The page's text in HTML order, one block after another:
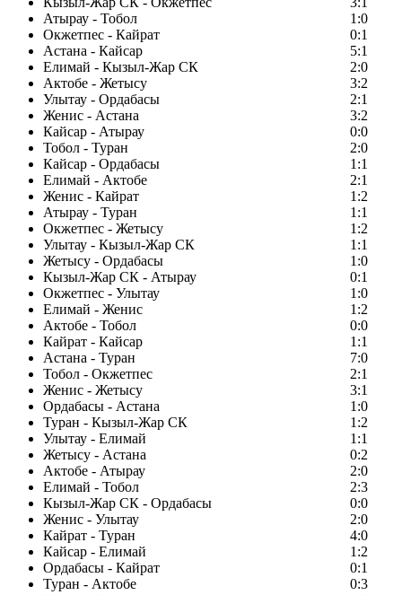
Атырау - Тобол
1:0
Окжетпес - Кайрат
0:1
Астана - Кайсар
5:1
Елимай - Кызыл-Жар СК
2:0
Актобе - Жетысу
3:2
Улытау - Ордабасы
2:1
Женис - Астана
3:2
Кайсар - Атырау
0:0
Тобол - Туран
2:0
Кайсар - Ордабасы
1:1
Елимай - Актобе
2:1
Женис - Кайрат
1:2
Атырау - Туран
1:1
Окжетпес - Жетысу
1:2
Улытау - Кызыл-Жар СК
1:1
Жетысу - Ордабасы
1:0
Кызыл-Жар СК - Атырау
0:1
Окжетпес - Улытау
1:0
Елимай - Женис
1:2
Актобе - Тобол
0:0
Кайрат - Кайсар
1:1
Астана - Туран
7:0
Тобол - Окжетпес
2:1
Женис - Жетысу
3:1
Ордабасы - Астана
1:0
Туран - Кызыл-Жар СК
1:2
Улытау - Елимай
1:1
Жетысу - Астана
0:2
Актобе - Атырау
2:0
Елимай - Тобол
2:3
Кызыл-Жар СК - Ордабасы
0:0
Женис - Улытау
2:0
Кайрат - Туран
4:0
Кайсар - Елимай
1:2
Ордабасы - Кайрат
0:1
Туран - Актобе
0:3